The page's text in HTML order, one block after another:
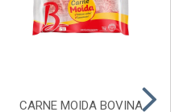
CARNE MOIDA BOVINA